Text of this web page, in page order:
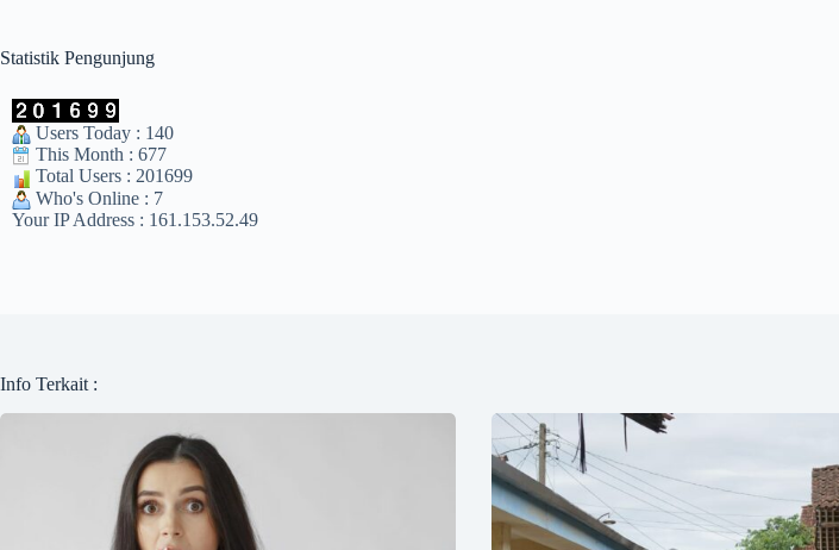
Statistik Pengunjung
Users Today : 140
This Month : 677
Total Users : 201699
Who's Online : 7
Your IP Address : 161.153.52.49
Info Terkait :